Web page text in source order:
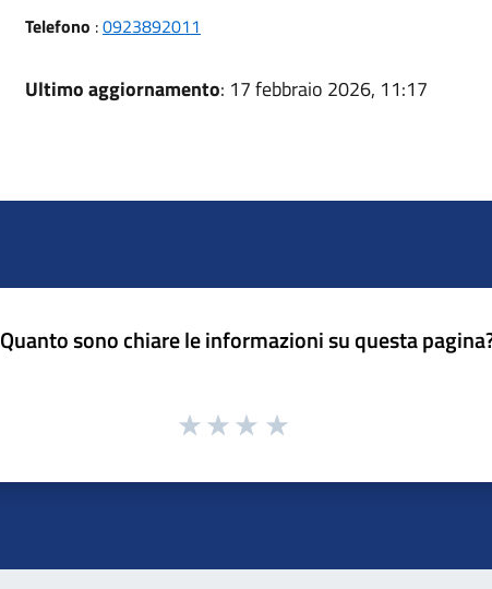
Telefono :0923892011
Ultimo aggiornamento: 17 febbraio 2026, 11:17
Quanto sono chiare le informazioni su questa